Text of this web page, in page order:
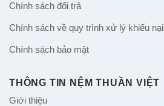
Chính sách đổi trả
Chính sách về quy trình xử lý khiếu nại
Chính sách bảo mật
THÔNG TIN NỆM THUẦN VIỆT
Giới thiệu